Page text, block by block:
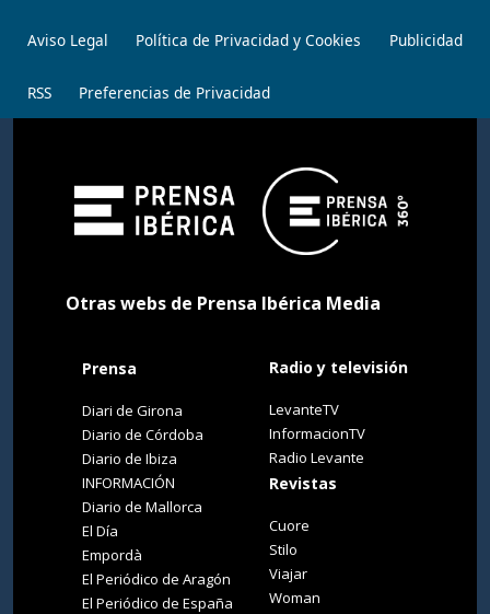
Aviso Legal Política de Privacidad y Cookies Publicidad
RSS Preferencias de Privacidad
Otras webs de Prensa Ibérica Media
Prensa
Diari de Girona
Diario de Córdoba
Diario de Ibiza
INFORMACIÓN
Diario de Mallorca
El Día
Empordà
El Periódico de Aragón
El Periódico de España
Radio y televisión
LevanteTV
InformacionTV
Radio Levante
Revistas
Cuore
Stilo
Viajar
Woman